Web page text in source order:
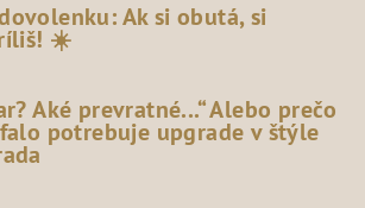
Ak si obutá, si
☀️
Aké prevratné...“ Alebo prečo
potrebuje upgrade v štýle